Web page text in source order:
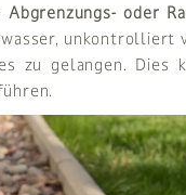
Abgrenzungs- oder
unkontrolliert
zu gelangen. Dies